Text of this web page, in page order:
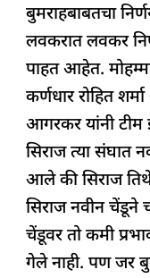
बुमराहबाबतचा
लवकरात लवकर
पाहत आहेत.
कर्णधार रोहित
आगरकर यांनी टीम
सिराज त्या संघात
आले की सिराज तिथे
सिराज नवीन चेंडूने
चेंडूवर तो कमी
गेले नाही. पण जर